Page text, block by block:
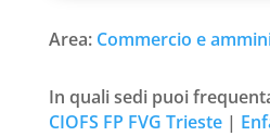
Area: Commercio e
In quali sedi puoi
CIOFS FP FVG Trieste|